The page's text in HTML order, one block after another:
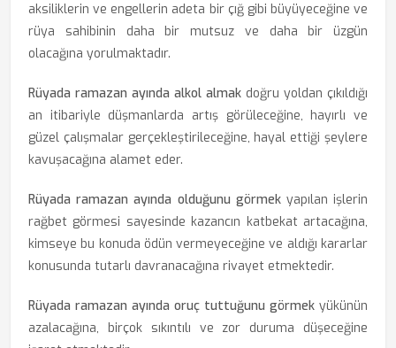
aksiliklerin ve engellerin adeta bir çığ gibi büyüyeceğine ve
rüya sahibinin daha bir mutsuz ve daha bir üzgün
olacağına yorulmaktadır.
Rüyada ramazan ayında alkol almak doğru yoldan çıkıldığı
an itibariyle düşmanlarda artış görüleceğine, hayırlı ve
güzel çalışmalar gerçekleştirileceğine, hayal ettiği şeylere
kavuşacağına alamet eder.
Rüyada ramazan ayında olduğunu görmekyapılan işlerin
rağbet görmesi sayesinde kazancın katbekat artacağına,
kimseye bu konuda ödün vermeyeceğine ve aldığı kararlar
konusunda tutarlı davranacağına rivayet etmektedir.
Rüyada ramazan ayında oruç tuttuğunu görmek yükünün
azalacağına, birçok sıkıntılı ve zor duruma düşeceğine